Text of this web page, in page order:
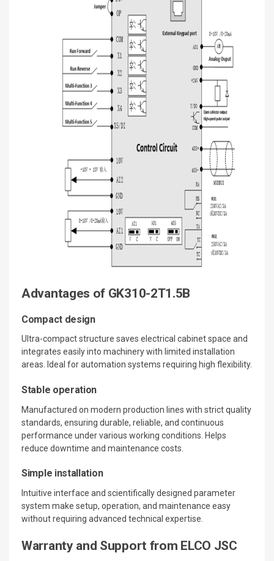
Advantages of GK310-2T1.5B
Compact design
Ultra-compact structure saves electrical cabinet space and
integrates easily into machinery with limited installation
areas. Ideal for automation systems requiring high flexibility.
Stable operation
Manufactured on modern production lines with strict quality
standards, ensuring durable, reliable, and continuous
performance under various working conditions. Helps
reduce downtime and maintenance costs.
Simple installation
Intuitive interface and scientifically designed parameter
system make setup, operation, and maintenance easy
without requiring advanced technical expertise.
Warranty and Support from ELCO JSC